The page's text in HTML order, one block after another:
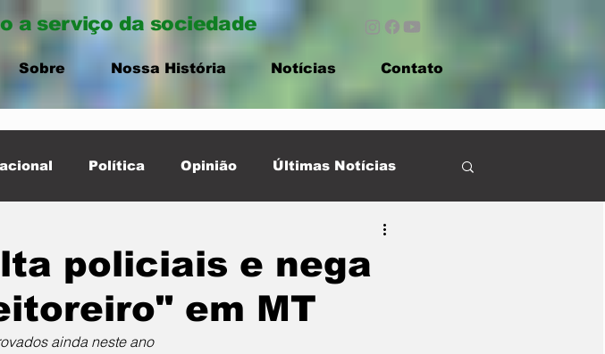
a serviço da sociedade
Sobre Nossa História Notícias Contato
Política Opinião Últimas Notícias
policiais e nega
em MT
ainda neste ano